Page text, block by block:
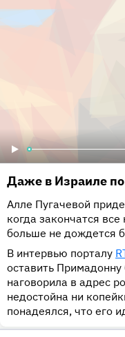
Даже в Израиле
Алле Пугачевой
когда закончатся
больше не дождется
В интервью порталу
оставить Примадонну
наговорила в адрес
недостойна ни
понадеялся, что его